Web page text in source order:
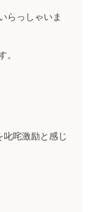
らっしゃいま
。
咤激励と感じ